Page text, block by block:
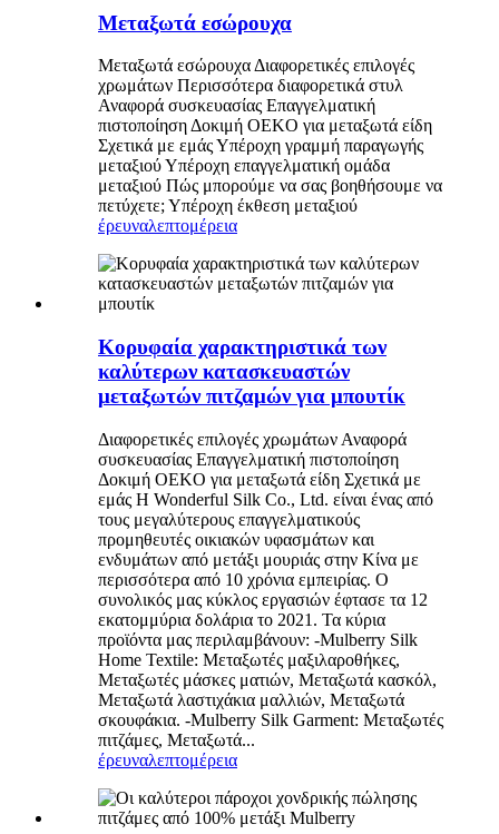
Μεταξωτά εσώρουχα
Μεταξωτά εσώρουχα Διαφορετικές επιλογές
χρωμάτων Περισσότερα διαφορετικά στυλ
Αναφορά συσκευασίας Επαγγελματική
πιστοποίηση Δοκιμή OEKO για μεταξωτά είδη
Σχετικά με εμάς Υπέροχη γραμμή παραγωγής
μεταξιού Υπέροχη επαγγελματική ομάδα
μεταξιού Πώς μπορούμε να σας βοηθήσουμε να
πετύχετε; Υπέροχη έκθεση μεταξιού
έρευναλεπτομέρεια
Κορυφαία χαρακτηριστικά των
καλύτερων κατασκευαστών
μεταξωτών πιτζαμών για μπουτίκ
Διαφορετικές επιλογές χρωμάτων Αναφορά
συσκευασίας Επαγγελματική πιστοποίηση
Δοκιμή OEKO για μεταξωτά είδη Σχετικά με
εμάς Η Wonderful Silk Co., Ltd. είναι ένας από
τους μεγαλύτερους επαγγελματικούς
προμηθευτές οικιακών υφασμάτων και
ενδυμάτων από μετάξι μουριάς στην Κίνα με
περισσότερα από 10 χρόνια εμπειρίας. Ο
συνολικός μας κύκλος εργασιών έφτασε τα 12
εκατομμύρια δολάρια το 2021. Τα κύρια
προϊόντα μας περιλαμβάνουν: -Mulberry Silk
Home Textile: Μεταξωτές μαξιλαροθήκες,
Μεταξωτές μάσκες ματιών, Μεταξωτά κασκόλ,
Μεταξωτά λαστιχάκια μαλλιών, Μεταξωτά
σκουφάκια. -Mulberry Silk Garment: Μεταξωτές
πιτζάμες, Μεταξωτά...
έρευναλεπτομέρεια